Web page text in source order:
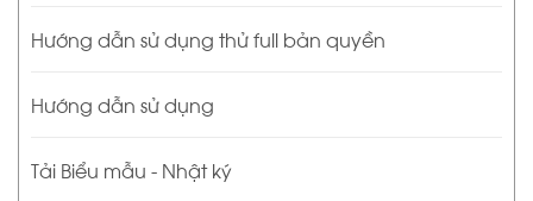
Hướng dẫn sử dụng thử full bản quyền
Hướng dẫn sử dụng
Tải Biểu mẫu - Nhật ký